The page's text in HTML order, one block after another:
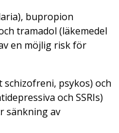
bupropion
tramadol (läkemedel
en möjlig risk för
psykos) och
och SSRIs)
sänkning av